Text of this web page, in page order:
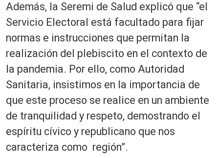
Además, la Seremi de Salud explicó que “el
Servicio Electoral está facultado para fijar
normas e instrucciones que permitan la
realización del plebiscito en el contexto de
la pandemia. Por ello, como Autoridad
Sanitaria, insistimos en la importancia de
que este proceso se realice en un ambiente
de tranquilidad y respeto, demostrando el
espíritu cívico y republicano que nos
caracteriza como región”.